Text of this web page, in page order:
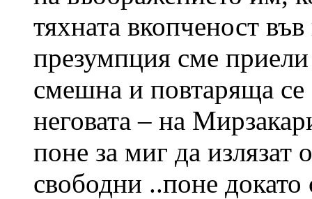
тяхната вкопченост
презумпция сме
смешна и повтаряща
неговата – на
поне за миг да излязат
свободни ..поне докато